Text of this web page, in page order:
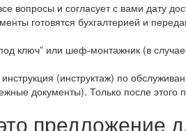
вопросы и согласует с вами дату
готовятся бухгалтерией и
ключ” или шеф-монтажник (в
(инструктаж) по
документы). Только после этого
предложение